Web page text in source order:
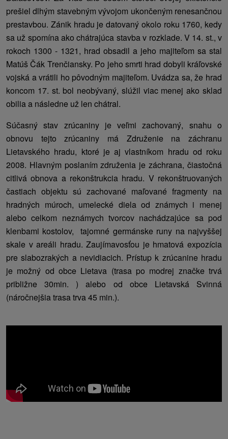
prešiel dlhým stavebným vývojom ukončeným renesančnou
prestavbou. Zánik hradu je datovaný okolo roku 1760, kedy
sa už spomína ako chátrajúca stavba v rozklade. V 14. st., v
rokoch 1300 - 1321, hrad obsadil a jeho majiteľom sa stal
Matúš Čák Trenčiansky. Po jeho smrti hrad dobyli kráľovské
vojská a vrátili ho pôvodným majiteľom. Uvádza sa, že hrad
koncom 17. st. bol neobývaný, slúžil viac menej ako sklad
obilia a následne už len chátral.
Súčasný stav zrúcaniny je veľmi zachovaný, snahu o
obnovu tejto zrúcaniny má Združenie na záchranu
Lietavského hradu, ktoré je aj vlastníkom hradu od roku
2008. Hlavným poslaním združenia je záchrana, čiastočná
citlivá obnova a rekonštrukcia hradu. V rekonštruovaných
častiach objektu sú zachované maľované fragmenty na
hradných múroch, umelecké diela od známych i menej
alebo celkom neznámych tvorcov nachádzajúce sa pod
klenbami kostolov, tajomné germánske runy na najvyššej
skale v areáli hradu. Zaujímavosťou je hmatová expozícia
pre slabozrakých a nevidiacich. Prístup k zrúcanine hradu
je možný od obce Lietava (trasa po modrej značke trvá
približne 30min. ) alebo od obce Lietavská Svinná
(náročnejšia trasa trva 45 min.).